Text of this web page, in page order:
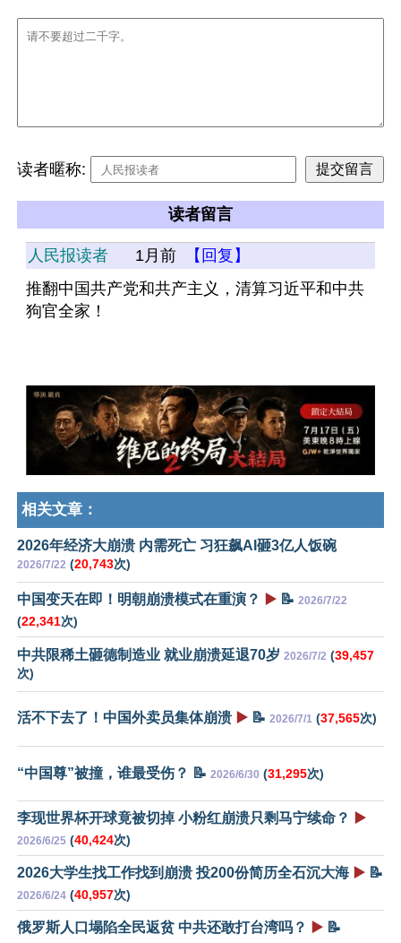
读者暱称:
读者留言
人民报读者 1月前
【回复】
推翻中国共产党和共产主义，清算习近平和中共
狗官全家！
相关文章：
2026年经济大崩溃 内需死亡 习狂飙AI砸3亿人饭碗
2026/7/22 (20,743次)
中国变天在即！明朝崩溃模式在重演？ ▶️ 📝 2026/7/22
(22,341次)
中共限稀土砸德制造业 就业崩溃延退70岁 2026/7/2 (39,457
次)
活不下去了！中国外卖员集体崩溃 ▶️ 📝 2026/7/1 (37,565次)
“中国尊”被撞，谁最受伤？ 📝 2026/6/30 (31,295次)
李现世界杯开球竟被切掉 小粉红崩溃只剩马宁续命？ ▶️
2026/6/25 (40,424次)
2026大学生找工作找到崩溃 投200份简历全石沉大海 ▶️ 📝
2026/6/24 (40,957次)
俄罗斯人口塌陷全民返贫 中共还敢打台湾吗？ ▶️ 📝